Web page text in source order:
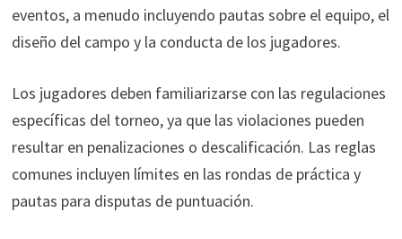
eventos, a menudo incluyendo pautas sobre el equipo, el
diseño del campo y la conducta de los jugadores.
Los jugadores deben familiarizarse con las regulaciones
específicas del torneo, ya que las violaciones pueden
resultar en penalizaciones o descalificación. Las reglas
comunes incluyen límites en las rondas de práctica y
pautas para disputas de puntuación.